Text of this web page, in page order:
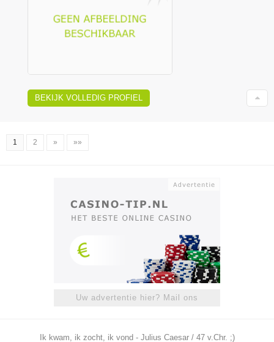
BEKIJK VOLLEDIG PROFIEL
1 2 » »»
Uw advertentie hier? Mail ons
Ik kwam, ik zocht, ik vond - Julius Caesar / 47 v.Chr. ;)